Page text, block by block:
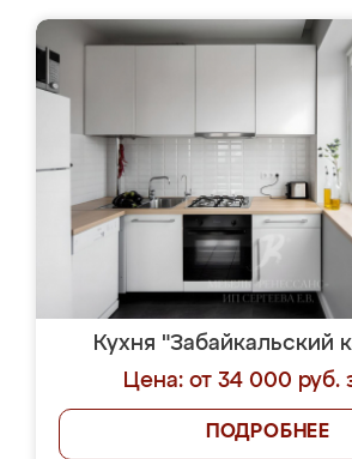
Кухня "Забайкальский
Цена: от 34 000 руб.
ПОДРОБНЕЕ